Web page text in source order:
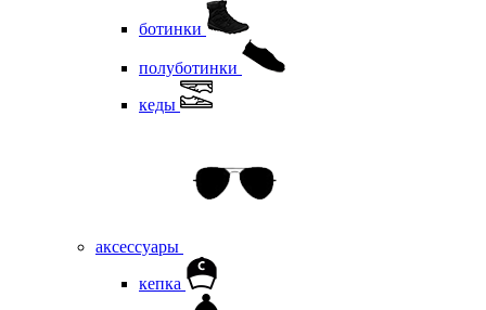
ботинки
полуботинки
кеды
аксессуары
кепка